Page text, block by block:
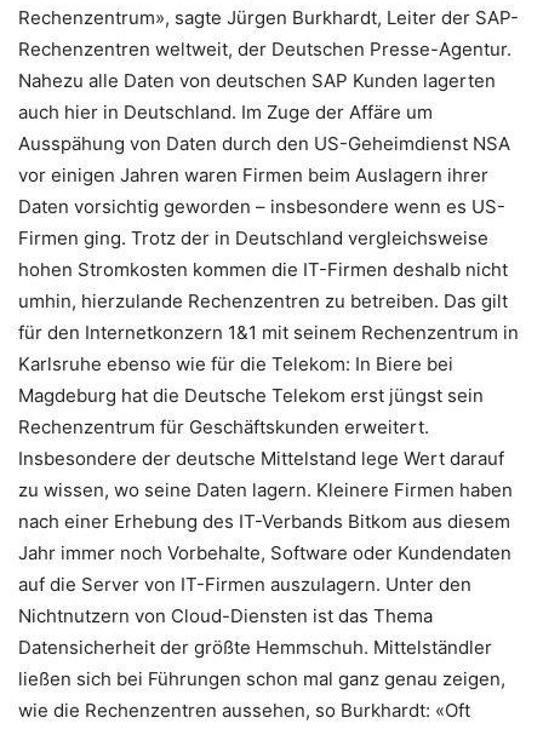
Rechenzentrum», sagte Jürgen Burkhardt, Leiter der SAP-
Rechenzentren weltweit, der Deutschen Presse-Agentur.
Nahezu alle Daten von deutschen SAP Kunden lagerten
auch hier in Deutschland. Im Zuge der Affäre um
Ausspähung von Daten durch den US-Geheimdienst NSA
vor einigen Jahren waren Firmen beim Auslagern ihrer
Daten vorsichtig geworden – insbesondere wenn es US-
Firmen ging. Trotz der in Deutschland vergleichsweise
hohen Stromkosten kommen die IT-Firmen deshalb nicht
umhin, hierzulande Rechenzentren zu betreiben. Das gilt
für den Internetkonzern 1&1 mit seinem Rechenzentrum in
Karlsruhe ebenso wie für die Telekom: In Biere bei
Magdeburg hat die Deutsche Telekom erst jüngst sein
Rechenzentrum für Geschäftskunden erweitert.
Insbesondere der deutsche Mittelstand lege Wert darauf
zu wissen, wo seine Daten lagern. Kleinere Firmen haben
nach einer Erhebung des IT-Verbands Bitkom aus diesem
Jahr immer noch Vorbehalte, Software oder Kundendaten
auf die Server von IT-Firmen auszulagern. Unter den
Nichtnutzern von Cloud-Diensten ist das Thema
Datensicherheit der größte Hemmschuh. Mittelständler
ließen sich bei Führungen schon mal ganz genau zeigen,
wie die Rechenzentren aussehen, so Burkhardt: «Oft